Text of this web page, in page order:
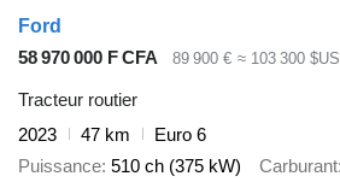
Ford
58 970 000 F CFA
89 900 € ≈ 103 300 $US
Tracteur routier
2023
47 km
Euro 6
Puissance 510 ch (375 kW) Carburant